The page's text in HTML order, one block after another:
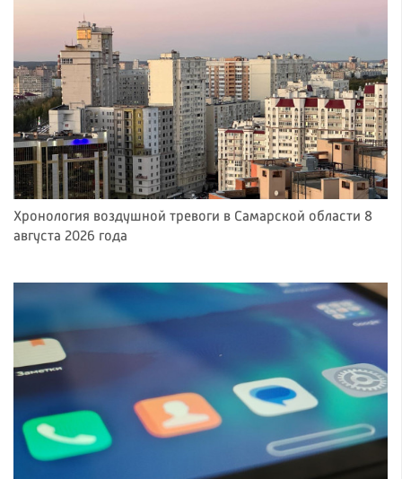
Хронология воздушной тревоги в Самарской области 8
августа 2026 года